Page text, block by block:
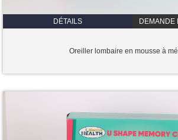
DÉTAILS DEMANDE
Oreiller lombaire en mousse à